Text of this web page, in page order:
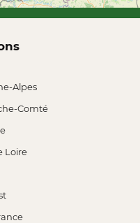
Alpes
Comté
Loire